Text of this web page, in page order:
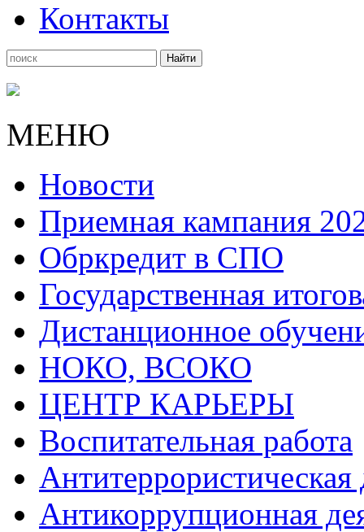
Контакты
МЕНЮ
Новости
Приемная кампания
Обркредит в СПО
Государственная
Дистанционное
НОКО, ВСОКО
ЦЕНТР КАРЬЕРЫ
Воспитательная работа
Антитеррористическая
Антикоррупционная